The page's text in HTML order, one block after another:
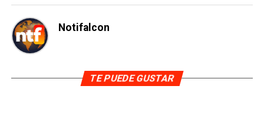
Notifalcon
TE PUEDE GUSTAR